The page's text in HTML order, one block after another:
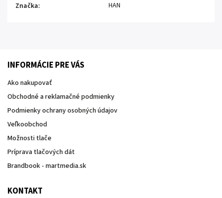
Značka: HAN
INFORMÁCIE PRE VÁS
Ako nakupovať
Obchodné a reklamačné podmienky
Podmienky ochrany osobných údajov
Veľkoobchod
Možnosti tlače
Príprava tlačových dát
Brandbook - martmedia.sk
KONTAKT